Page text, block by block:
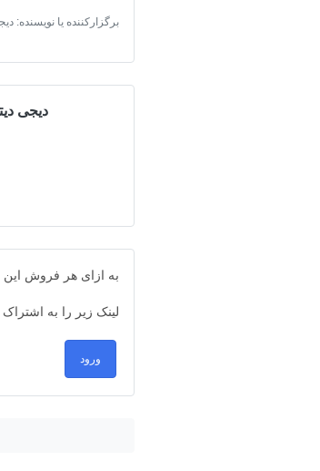
برگزارکننده یا نویسنده:
دیجی
به ازای هر فروش
لینک زیر را به
ورود